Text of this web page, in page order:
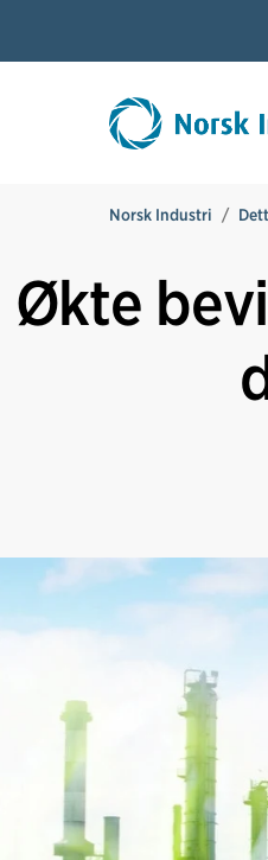
Norsk Industri
Økte